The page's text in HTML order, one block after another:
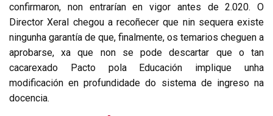
confirmaron, non entrarían en vigor antes de 2.020. O
Director Xeral chegou a recoñecer que nin sequera existe
ningunha garantía de que, finalmente, os temarios cheguen a
aprobarse, xa que non se pode descartar que o tan
cacarexado Pacto pola Educación implique unha
modificación en profundidade do sistema de ingreso na
docencia.